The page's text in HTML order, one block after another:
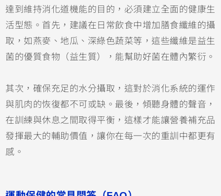
達到維持消化道機能的目的，必須建立全面的健康生
活型態。首先，建議在日常飲食中增加膳食纖維的攝
取，如燕麥、地瓜、深綠色蔬菜等，這些纖維是益生
菌的優質食物（益生質），能幫助好菌在體內繁衍。
其次，確保充足的水分攝取，這對於消化系統的運作
與肌肉的恢復都不可或缺。最後，傾聽身體的聲音，
在訓練與休息之間取得平衡，這樣才能讓營養補充品
發揮最大的輔助價值，讓你在每一次的重訓中都更有
感。